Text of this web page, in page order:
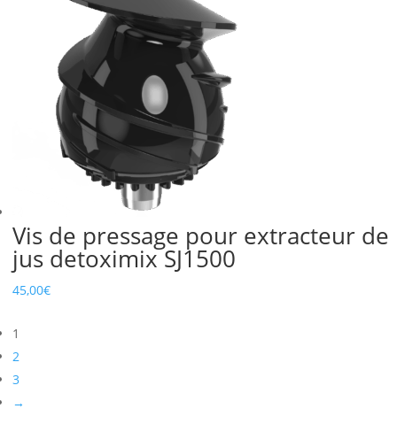
Vis de pressage pour extracteur de
jus detoximix SJ1500
45,00€
1
2
3
→